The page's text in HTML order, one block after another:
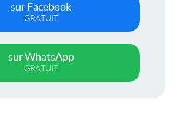
sur Facebook
GRATUIT
sur WhatsApp
GRATUIT